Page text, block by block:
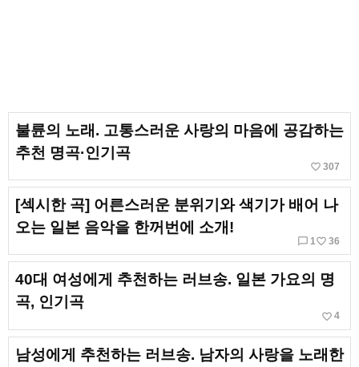
불륜의 노래. 고통스러운 사랑의 마음에 공감하는
추천 명곡·인기곡
favorite_border 307
[섹시한 곡] 어른스러운 분위기와 색기가 배어 나
오는 일본 음악을 한꺼번에 소개!
chat_bubble_outline 1 favorite_border 36
40대 여성에게 추천하는 러브송. 일본 가요의 명
곡, 인기곡
favorite_border 4
남성에게 추천하는 러브송. 남자의 사랑을 노래한